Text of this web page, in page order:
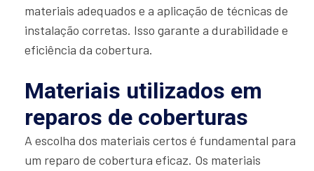
materiais adequados e a aplicação de técnicas de
instalação corretas. Isso garante a durabilidade e
eficiência da cobertura.
Materiais utilizados em
reparos de coberturas
A escolha dos materiais certos é fundamental para
um reparo de cobertura eficaz. Os materiais